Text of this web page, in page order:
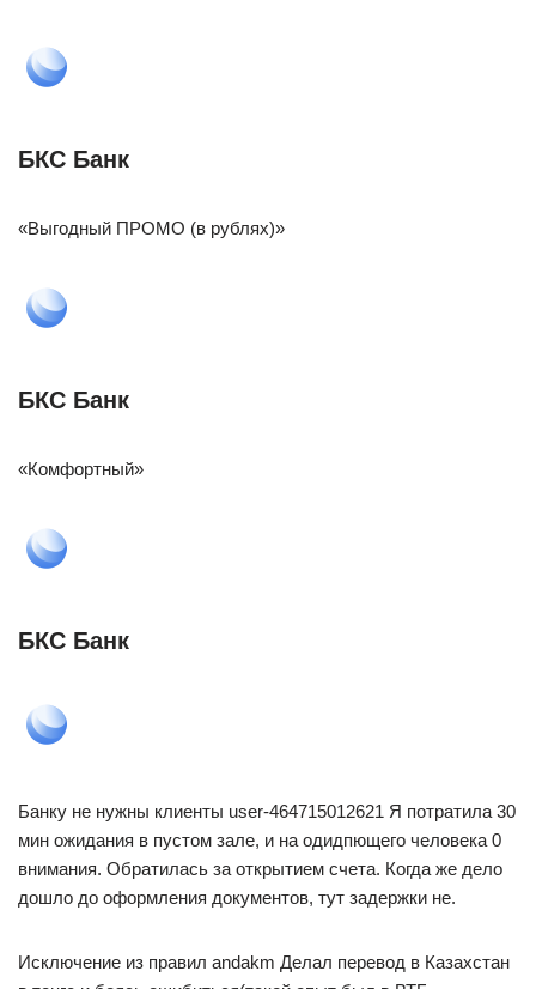
БКС Банк
«Выгодный ПРОМО (в рублях)»
БКС Банк
«Комфортный»
БКС Банк
Банку не нужны клиенты user-464715012621 Я потратила 30
мин ожидания в пустом зале, и на одидпющего человека 0
внимания. Обратилась за открытием счета. Когда же дело
дошло до оформления документов, тут задержки не.
Исключение из правил andakm Делал перевод в Казахстан